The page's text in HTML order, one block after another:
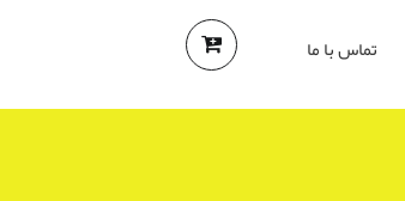
تماس با ما